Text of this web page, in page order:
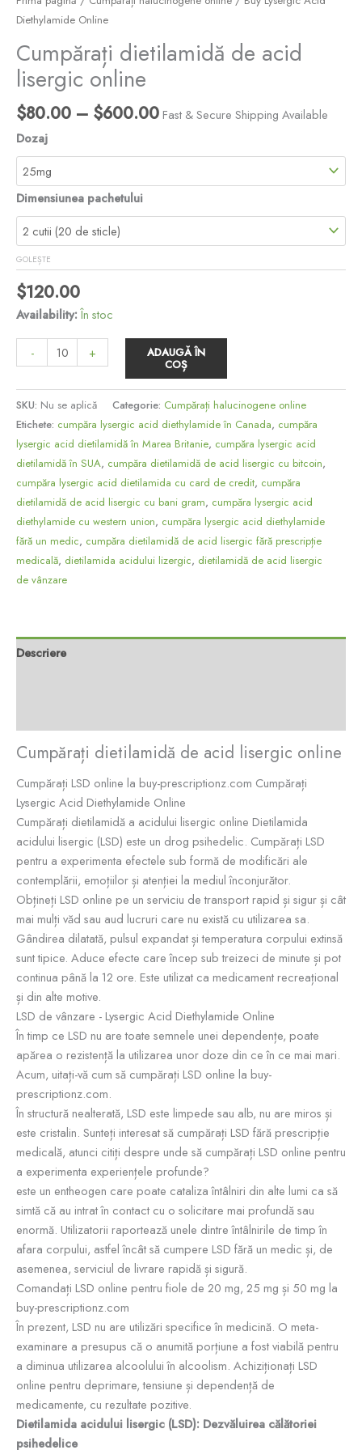
Diethylamide Online
Cumpărați dietilamidă de acid
lisergic online
$80.00 – $600.00 Fast & Secure Shipping Available
Dozaj
Dimensiunea pachetului
GOLEȘTE
$120.00
Availability: În stoc
- + ADAUGĂ ÎN
COȘ
SKU: Nu se aplică Categorie: Cumpărați halucinogene online
Etichete: cumpăra lysergic acid diethylamide în Canada, cumpăra
lysergic acid dietilamidă în Marea Britanie, cumpăra lysergic acid
dietilamidă în SUA, cumpăra dietilamidă de acid lisergic cu bitcoin,
cumpăra lysergic acid dietilamida cu card de credit, cumpăra
dietilamidă de acid lisergic cu bani gram, cumpăra lysergic acid
diethylamide cu western union, cumpăra lysergic acid diethylamide
fără un medic, cumpăra dietilamidă de acid lisergic fără prescripție
medicală, dietilamida acidului lizergic, dietilamidă de acid lisergic
de vânzare
Descriere
Cumpărați dietilamidă de acid lisergic online
Cumpărați LSD online la buy-prescriptionz.com Cumpărați
Lysergic Acid Diethylamide Online
Cumpărați dietilamidă a acidului lisergic online Dietilamida
acidului lisergic (LSD) este un drog psihedelic. Cumpărați LSD
pentru a experimenta efectele sub formă de modificări ale
contemplării, emoțiilor și atenției la mediul înconjurător.
Obțineți LSD online pe un serviciu de transport rapid și sigur și cât
mai mulți văd sau aud lucruri care nu există cu utilizarea sa.
Gândirea dilatată, pulsul expandat și temperatura corpului extinsă
sunt tipice. Aduce efecte care încep sub treizeci de minute și pot
continua până la 12 ore. Este utilizat ca medicament recreațional
și din alte motive.
LSD de vânzare - Lysergic Acid Diethylamide Online
În timp ce LSD nu are toate semnele unei dependențe, poate
apărea o rezistență la utilizarea unor doze din ce în ce mai mari.
Acum, uitați-vă cum să cumpărați LSD online la buy-
prescriptionz.com.
În structură nealterată, LSD este limpede sau alb, nu are miros și
este cristalin. Sunteți interesat să cumpărați LSD fără prescripție
medicală, atunci citiți despre unde să cumpărați LSD online pentru
a experimenta experiențele profunde?
este un entheogen care poate cataliza întâlniri din alte lumi ca să
simtă că au intrat în contact cu o solicitare mai profundă sau
enormă. Utilizatorii raportează unele dintre întâlnirile de timp în
afara corpului, astfel încât să cumpere LSD fără un medic și, de
asemenea, serviciul de livrare rapidă și sigură.
Comandați LSD online pentru fiole de 20 mg, 25 mg și 50 mg la
buy-prescriptionz.com
În prezent, LSD nu are utilizări specifice în medicină. O meta-
examinare a presupus că o anumită porțiune a fost viabilă pentru
a diminua utilizarea alcoolului în alcoolism. Achiziționați LSD
online pentru deprimare, tensiune și dependență de
medicamente, cu rezultate pozitive.
Dietilamida acidului lisergic (LSD): Dezvăluirea călătoriei
psihedelice